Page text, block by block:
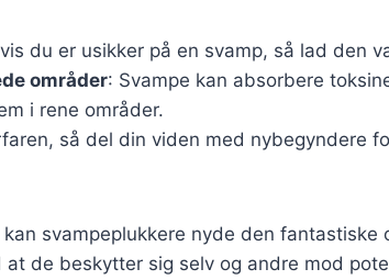
du er usikker på en svamp, så lad den
områder: Svampe kan absorbere
i rene områder.
så del din viden med nybegyndere
svampeplukkere nyde den fantastiske
de beskytter sig selv og andre mod